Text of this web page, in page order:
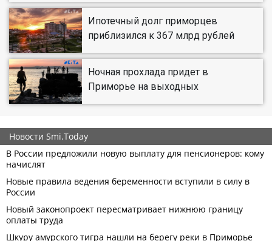
Ипотечный долг приморцев
приблизился к 367 млрд рублей
Ночная прохлада придет в
Приморье на выходных